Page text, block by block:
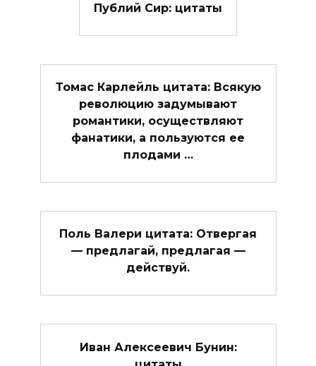
Публий Сир: цитаты
Томас Карлейль цитата: Всякую
революцию задумывают
романтики, осуществляют
фанатики, а пользуются ее
плодами …
Поль Валери цитата: Отвергая
— предлагай, предлагая —
действуй.
Иван Алексеевич Бунин: